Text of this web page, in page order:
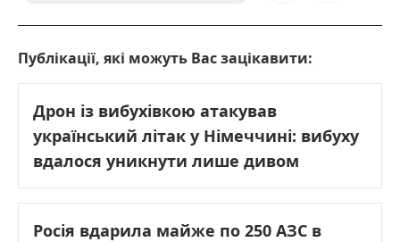
Публікації, які можуть Вас зацікавити:
Дрон із вибухівкою атакував
український літак у Німеччині: вибуху
вдалося уникнути лише дивом
Росія вдарила майже по 250 АЗС в